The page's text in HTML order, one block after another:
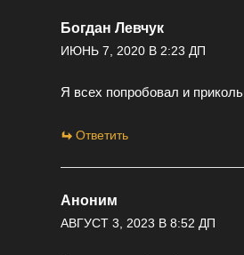
Богдан Левчук
ИЮНЬ 7, 2020 В 2:23 ДП
Я всех попробовал и
Ответить
Аноним
АВГУСТ 3, 2023 В 8:52 ДП